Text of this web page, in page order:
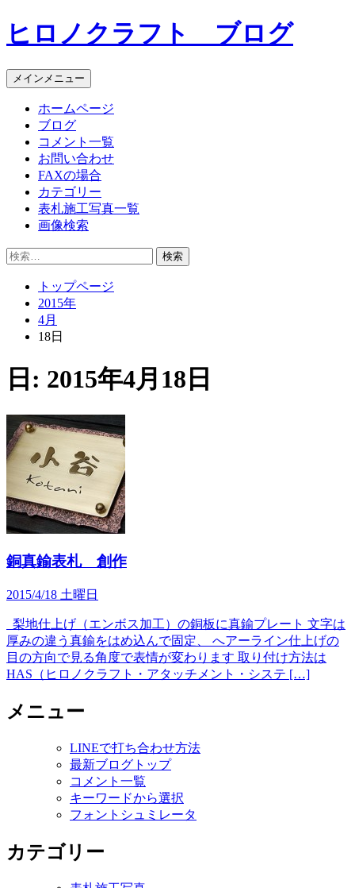
コ
ン
ン
ツ
ヒロノクラフト ブログ
メインメニュー
ホームページ
ブログ
コメント一覧
お問い合わせ
FAXの場合
カテゴリー
表札施工写真一覧
画像検索
検
トップページ
2015年
4月
18日
日: 2015年4月18日
銅真鍮表札 創作
2015/4/18 土曜日
梨地仕上げ（エンボス加工）の銅板に真鍮プレート 文字は
厚みの違う真鍮をはめ込んで固定、 へアーライン仕上げの
目の方向で見る角度で表情が変わります 取り付け方法は
HAS（ヒロノクラフト・アタッチメント・システ […]
メニュー
LINEで打ち合わせ方法
最新ブログトップ
コメント一覧
キーワードから選択
フォントシュミレータ
カテゴリー